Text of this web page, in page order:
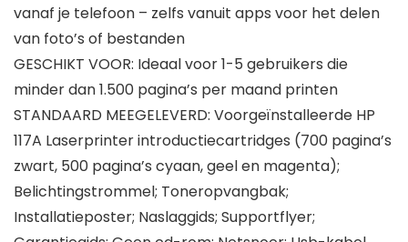
vanaf je telefoon – zelfs vanuit apps voor het delen
van foto’s of bestanden
GESCHIKT VOOR: Ideaal voor 1-5 gebruikers die
minder dan 1.500 pagina’s per maand printen
STANDAARD MEEGELEVERD: Voorgeïnstalleerde HP
117A Laserprinter introductiecartridges (700 pagina’s
zwart, 500 pagina’s cyaan, geel en magenta);
Belichtingstrommel; Toneropvangbak;
Installatieposter; Naslaggids; Supportflyer;